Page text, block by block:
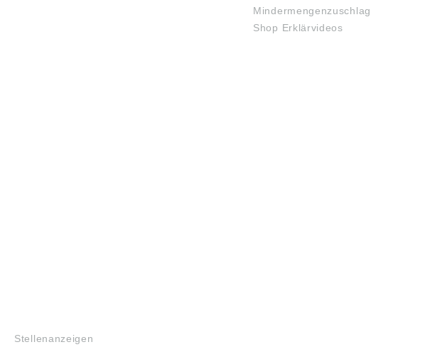
Mindermengenzuschlag
Shop Erklärvideos
Stellenanzeigen